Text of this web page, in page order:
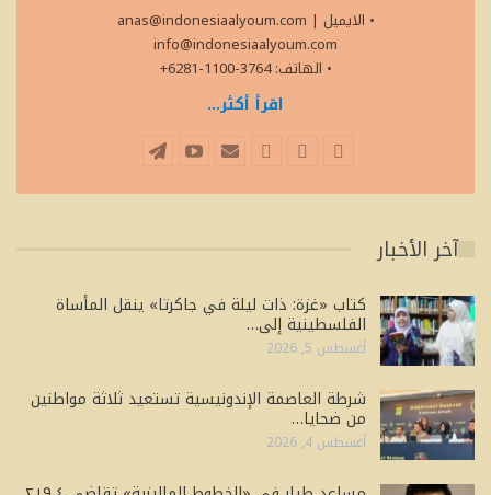
• الايميل
anas@indonesiaalyoum.com |
info@indonesiaalyoum.com
• الهاتف: 3764-1100-6281+
اقرأ أكثر...
آخر الأخبار
كتاب «غزة: ذات ليلة في جاكرتا» ينقل المأساة
الفلسطينية إلى…
أغسطس 5, 2026
شرطة العاصمة الإندونيسية تستعيد ثلاثة مواطنين
من ضحايا…
أغسطس 4, 2026